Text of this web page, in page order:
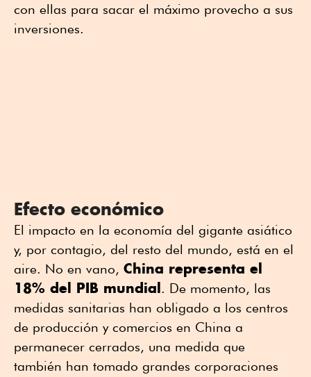
con ellas para sacar el máximo provecho a sus
inversiones.
Efecto económico
El impacto en la economía del gigante asiático
y, por contagio, del resto del mundo, está en el
aire. No en vano, China representa el
18% del PIB mundial . De momento, las
medidas sanitarias han obligado a los centros
de producción y comercios en China a
permanecer cerrados, una medida que
también han tomado grandes corporaciones